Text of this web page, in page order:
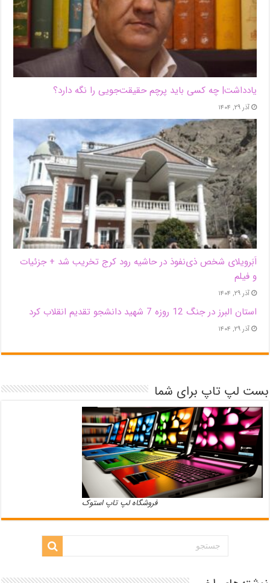
یادداشت| ‌چه کسی باید پرچم حقیقت‌جویی را نگه دارد؟
آذر ۲۹, ۱۴۰۴
اَبَر‌ویلای شخص ذی‌نفوذ در حاشیه‌ رود کرج تخریب شد + جزئیات
و فیلم
آذر ۲۹, ۱۴۰۴
استان البرز در جنگ 12 روزه 7 شهید دانشجو تقدیم انقلاب کرد
آذر ۲۹, ۱۴۰۴
بست لپ تاپ برای شما
فروشگاه لپ تاپ استوک